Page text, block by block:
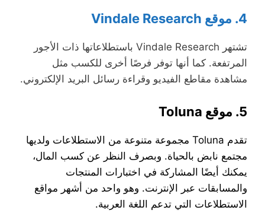
4. موقع Vindale Research
تشتهر Vindale Research باستطلاعاتها ذات الأجور
المرتفعة. كما أنها توفر فرصًا أخرى للكسب مثل
مشاهدة مقاطع الفيديو وقراءة رسائل البريد الإلكتروني.
5. موقع Toluna
تقدم Toluna مجموعة متنوعة من الاستطلاعات ولديها
مجتمع نابض بالحياة. وبصرف النظر عن كسب المال،
يمكنك أيضًا المشاركة في اختبارات المنتجات
والمسابقات عبر الإنترنت. وهو واحد من أشهر مواقع
الاستطلاعات التي تدعم اللغة العربية.